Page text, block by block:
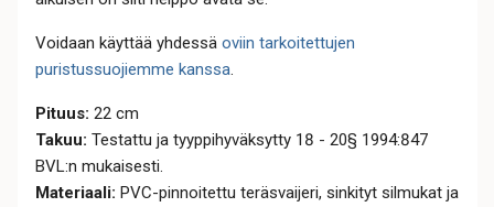
Voidaan käyttää yhdessä oviin tarkoitettujen
puristussuojiemme kanssa.
Pituus: 22 cm
Takuu: Testattu ja tyyppihyväksytty 18 - 20§ 1994:847
BVL:n mukaisesti.
Materiaali: PVC-pinnoitettu teräsvaijeri, sinkityt silmukat ja